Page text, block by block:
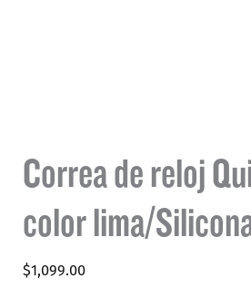
Correa de reloj
color lima/
$1,099.00